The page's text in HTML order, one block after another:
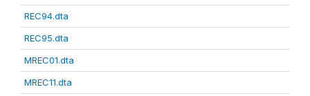
REC94.dta
REC95.dta
MREC01.dta
MREC11.dta